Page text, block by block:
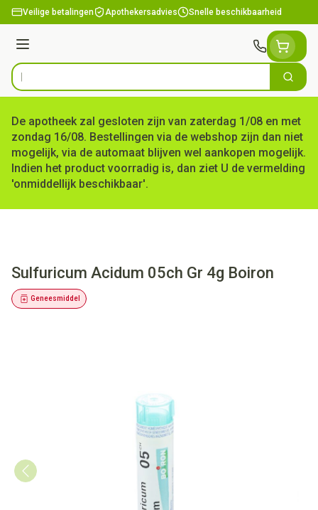
Ga naar de inhoud
Veilige betalingen Apothekersadvies Snelle beschikbaarheid
Menu
Product, merk, categorie... Zoek
De apotheek zal gesloten zijn van zaterdag 1/08 en met
zondag 16/08. Bestellingen via de webshop zijn dan niet
mogelijk, via de automaat blijven wel aankopen mogelijk.
Indien het product voorradig is, dan ziet U de vermelding
'onmiddellijk beschikbaar'.
Sulfuricum Acidum 05ch Gr 4g Boiron
Geneesmiddel